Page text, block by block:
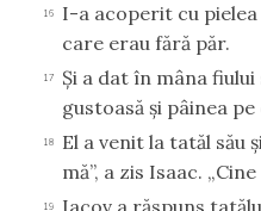
16
I-a acoperit cu
care erau fără păr.
17
Şi a dat în mâna
gustoasă şi pâinea
18
El a venit la tatăl său
mă”, a zis Isaac.
19